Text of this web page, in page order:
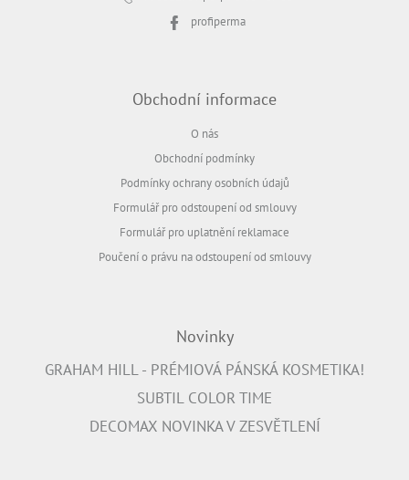
profiperma
Obchodní informace
O nás
Obchodní podmínky
Podmínky ochrany osobních údajů
Formulář pro odstoupení od smlouvy
Formulář pro uplatnění reklamace
Poučení o právu na odstoupení od smlouvy
Novinky
GRAHAM HILL - PRÉMIOVÁ PÁNSKÁ KOSMETIKA!
SUBTIL COLOR TIME
DECOMAX NOVINKA V ZESVĚTLENÍ